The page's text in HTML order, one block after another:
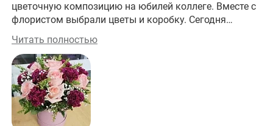
цветочную композицию на юбилей коллеге. Вместе с
флористом выбрали цветы и коробку. Сегодня
забрала заказ. Получилось изумительно! На работе
все оценили эту красоту! Большое спасибо за
прекрасную работу!
Читать полностью